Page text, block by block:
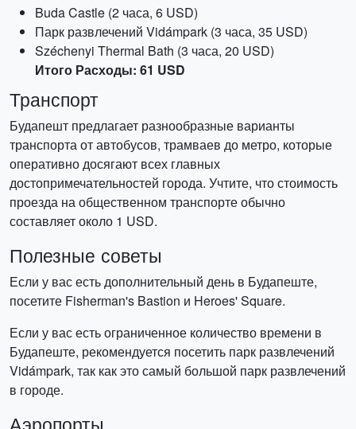
Buda Castle (2 часа, 6 USD)
Парк развлечений Vidámpark (3 часа, 35 USD)
Széchenyi Thermal Bath (3 часа, 20 USD)
Итого Расходы: 61 USD
Транспорт
Будапешт предлагает разнообразные варианты
транспорта от автобусов, трамваев до метро, которые
оперативно досягают всех главных
достопримечательностей города. Учтите, что стоимость
проезда на общественном транспорте обычно
составляет около 1 USD.
Полезные советы
Если у вас есть дополнительный день в Будапеште,
посетите Fisherman's Bastion и Heroes' Square.
Если у вас есть ограниченное количество времени в
Будапеште, рекомендуется посетить парк развлечений
Vidámpark, так как это самый большой парк развлечений
в городе.
Аэропорты